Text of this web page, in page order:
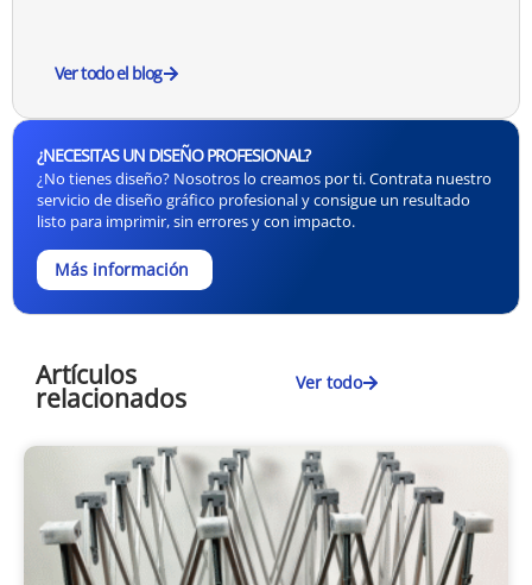
Ver todo el blog
¿NECESITAS UN DISEÑO PROFESIONAL?
¿No tienes diseño? Nosotros lo creamos por ti. Contrata nuestro
servicio de diseño gráfico profesional y consigue un resultado
listo para imprimir, sin errores y con impacto.
Más información
Artículos
relacionados Ver todo